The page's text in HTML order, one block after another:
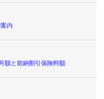
内
額と前納割引保険料額